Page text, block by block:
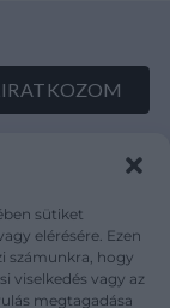
sütiket
elérésére. Ezen
számunkra, hogy
viselkedés vagy az
megtagadása